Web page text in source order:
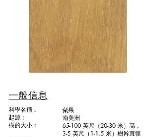
一般信息
科學名稱：
起源：
樹的大小：
紫果
南美洲
65-100 英尺（20-30 米）高，
3-5 英尺（1-1.5 米）樹幹直徑